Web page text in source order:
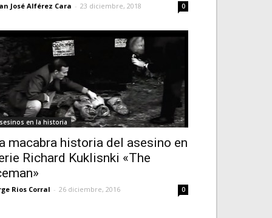
José Alférez Cara - 23 diciembre, 2018 0
en la historia
macabra historia del asesino en
Richard Kuklisnki «The
Rios Corral - 26 diciembre, 2016 0